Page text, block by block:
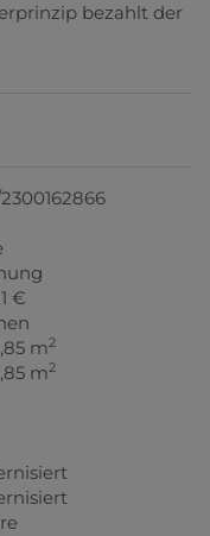
bezahlt der
€
m2
m2